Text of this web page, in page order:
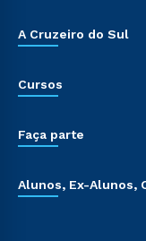
A Cruzeiro do Sul
Cursos
Faça parte
Alunos, Ex-Alunos,